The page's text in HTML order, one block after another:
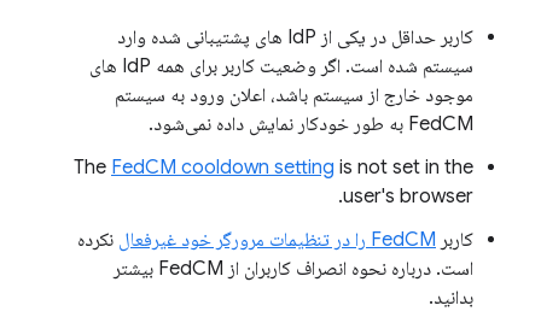
کاربر حداقل در یکی از IdP های پشتیبانی شده وارد
سیستم شده است. اگر وضعیت کاربر برای همه IdP های
موجود خارج از سیستم باشد، اعلان ورود به سیستم
FedCM به طور خودکار نمایش داده نمی‌شود.
The FedCM cooldown setting is not set in the
user's browser.
کاربر FedCM را در تنظیمات مرورگر خود غیرفعال
نکرده
است. درباره نحوه انصراف کاربران از FedCM بیشتر
بدانید.